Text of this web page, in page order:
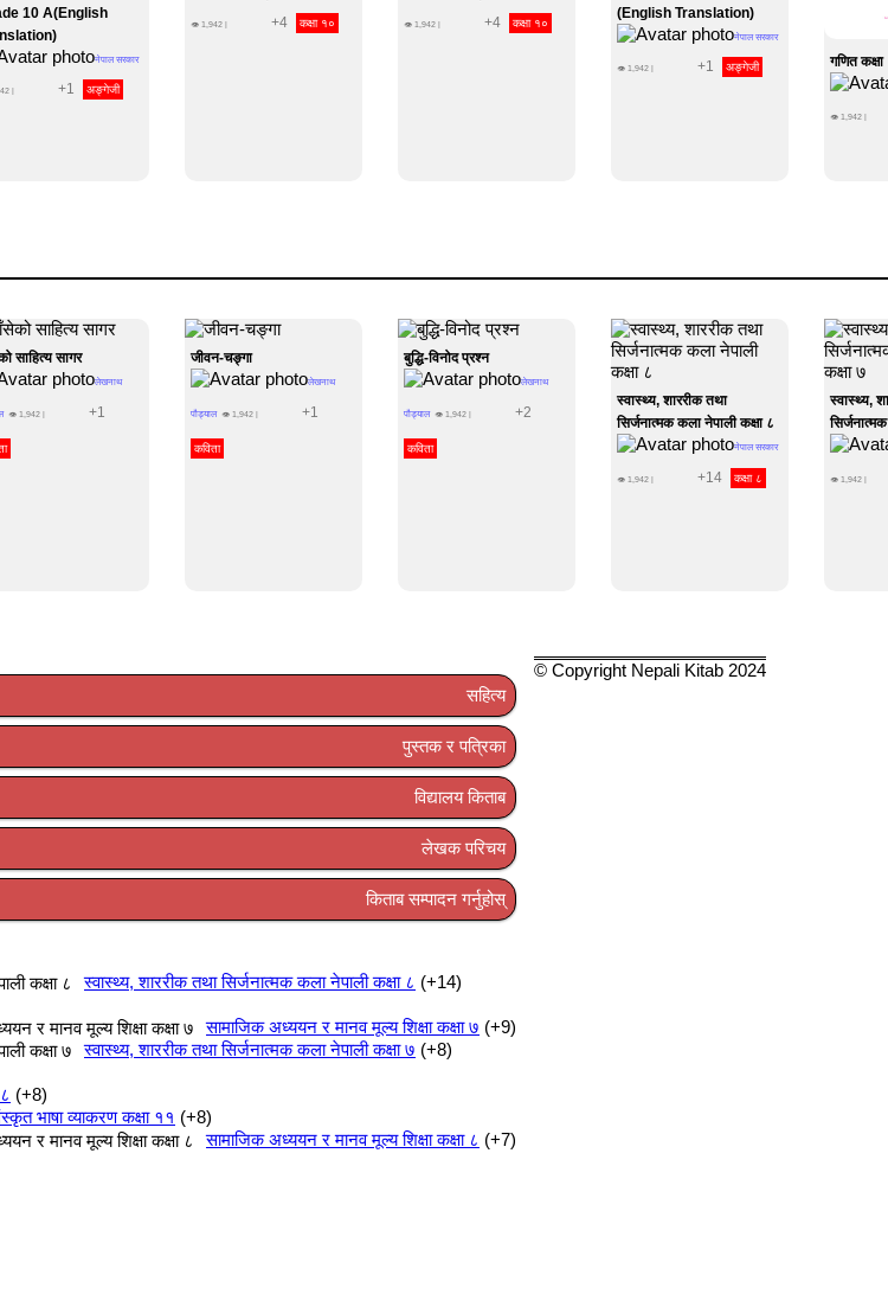
10 A(English
नेपाल सरकार
+1 अङ्गेजी
👁 1,942 +4 कक्षा १० 👁 1,942 +4 कक्षा १०
(English Translation)
नेपाल सरकार
👁 1,942 +1 अङ्गेजी गणित
👁 1,942
साहित्य सागर
लेखनाथ
👁 1,942 | +1
जीवन-चङ्गा
लेखनाथ
पौड्याल 👁 1,942 | +1
कविता
बुद्धि-विनोद प्रश्न
लेखनाथ
पौड्याल 👁 1,942 | +2
कविता
स्वास्थ्य, शाररीक तथा
सिर्जनात्मक कला नेपाली कक्षा ८
नेपाल सरकार
👁 1,942 | +14 कक्षा ८
स्वास्थ्य,
👁 1,942 |
सहित्य
पुस्तक र पत्रिका
विद्यालय किताब
लेखक परिचय
किताब सम्पादन गर्नुहोस्
स्वास्थ्य, शाररीक तथा सिर्जनात्मक कला नेपाली कक्षा ८
+14
सामाजिक अध्ययन र मानव मूल्य शिक्षा कक्षा ७ +9
स्वास्थ्य, शाररीक तथा सिर्जनात्मक कला नेपाली कक्षा ७ +8
+8
भाषा व्याकरण कक्षा ११
+8
सामाजिक अध्ययन र मानव मूल्य शिक्षा कक्षा ८
+7
© Copyright Nepali Kitab 2024